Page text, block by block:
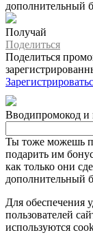
дополнительный
Получай
Поделиться
Поделиться
Вводипромокод и
Ты тоже можешь
подарить им
как только они
дополнительный
Для обеспечения
пользователей
используются